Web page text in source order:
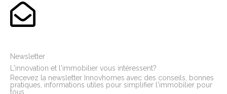
Newsletter
L'innovation et l'immobilier vous intéressent?
Recevez la newsletter Innovhomes avec des conseils, bonnes
pratiques, informations utiles pour simplifier l'immobilier pour
tous.